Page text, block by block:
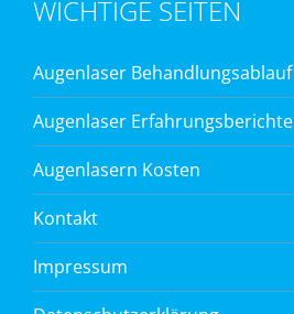
WICHTIGE SEITEN
Augenlaser Behandlungsablauf
Augenlaser Erfahrungsberichte
Augenlasern Kosten
Kontakt
Impressum